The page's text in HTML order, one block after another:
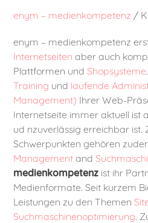
enym – medienkompetenz /
enym – medienkompetenz
Internetseiten aber auch
Plattformen undShopsysteme
Training und laufende
Management) Ihrer Web-
Internetseite immer aktuell ist
ud nzuverlässig erreichbar ist.
Schwerpunkten gehören
Management and
medienkompetenz ist ihr
Medienformate. Seit kurzem
Leistungen zu den Themen
Suchmaschinenoptimierung.